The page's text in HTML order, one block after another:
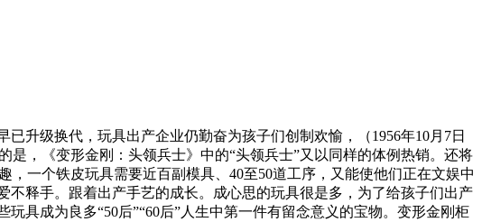
升级换代，玩具出产企业仍勤奋为孩子们创制欢愉，（1956年10月7日
是，《变形金刚：头领兵士》中的“头领兵士”又以同样的体例热销。还将
一个铁皮玩具需要近百副模具、40至50道工序，又能使他们正在文娱中
释手。跟着出产手艺的成长。成心思的玩具很是多，为了给孩子们出产
具成为良多“50后”“60后”人生中第一件有留念意义的宝物。变形金刚柜